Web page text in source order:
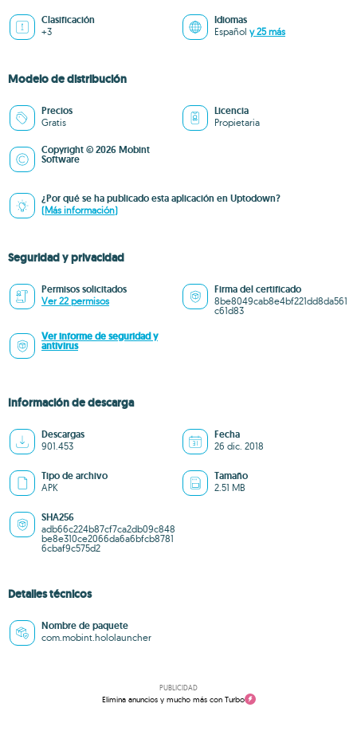
Clasificación
+3
Idiomas
Español y 25 más
Modelo de distribución
Precios
Gratis
Licencia
Propietaria
Copyright © 2026 Mobint
Software
¿Por qué se ha publicado esta aplicación en Uptodown?
(Más información)
Seguridad y privacidad
Permisos solicitados
Ver 22 permisos
Firma del certificado
8be8049cab8e4bf221dd8da561
c61d83
Ver informe de seguridad y
antivirus
Información de descarga
Descargas
901.453
Fecha
26 dic. 2018
Tipo de archivo
APK
Tamaño
2.51 MB
SHA256
adb66c224b87cf7ca2db09c848
be8e310ce2066da6a6bfcb8781
6cbaf9c575d2
Detalles técnicos
Nombre de paquete
com.mobint.hololauncher
PUBLICIDAD
Elimina anuncios y mucho más con Turbo